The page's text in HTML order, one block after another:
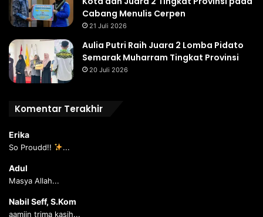
Cabang Menulis Cerpen
21 Juli 2026
Aulia Putri Raih Juara 2 Lomba Pidato
Semarak Muharram Tingkat Provinsi
20 Juli 2026
Komentar Terakhir
Erika
So Proudd!! ...
Adul
Masya Allah...
Nabil Seff, S.Kom
aamiin trima kasih...